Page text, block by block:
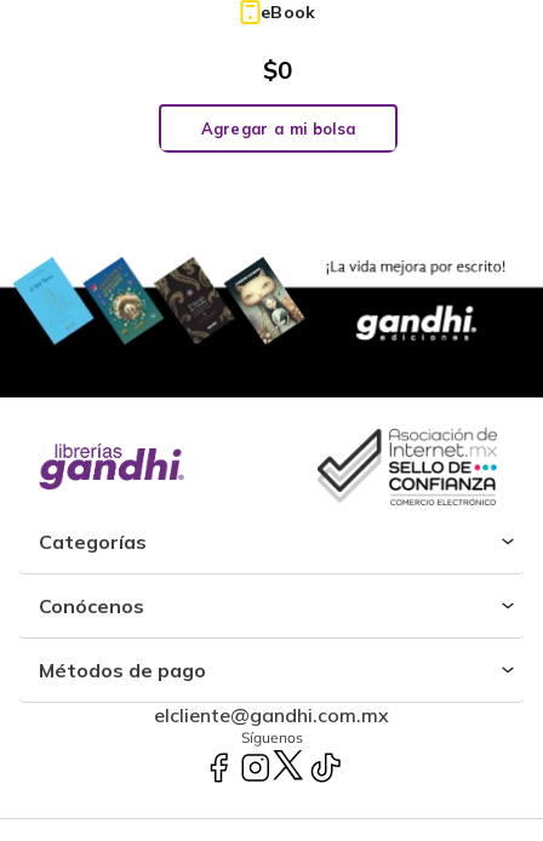
eBook
$0
Agregar a mi bolsa
Categorías
Conócenos
Métodos de pago
elcliente@gandhi.com.mx
Síguenos